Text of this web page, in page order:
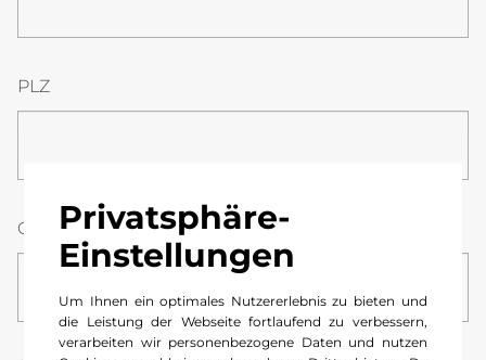
Privatsphäre-
Einstellungen
Um Ihnen ein optimales Nutzererlebnis zu bieten und
die Leistung der Webseite fortlaufend zu verbessern,
verarbeiten wir personenbezogene Daten und nutzen
PLZ
Ort